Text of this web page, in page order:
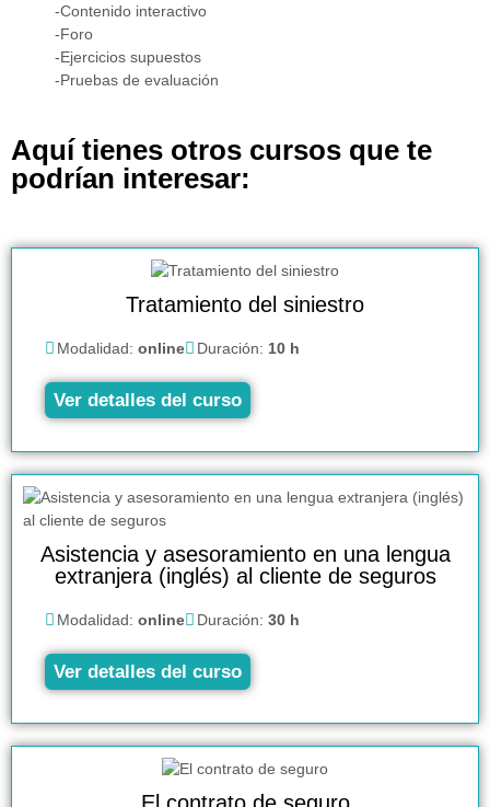
-Contenido interactivo
-Foro
-Ejercicios supuestos
-Pruebas de evaluación
Aquí tienes otros cursos que te
podrían interesar:
Tratamiento del siniestro
Modalidad: online Duración: 10 h
Ver detalles del curso
Asistencia y asesoramiento en una lengua
extranjera (inglés) al cliente de seguros
Modalidad: online Duración: 30 h
Ver detalles del curso